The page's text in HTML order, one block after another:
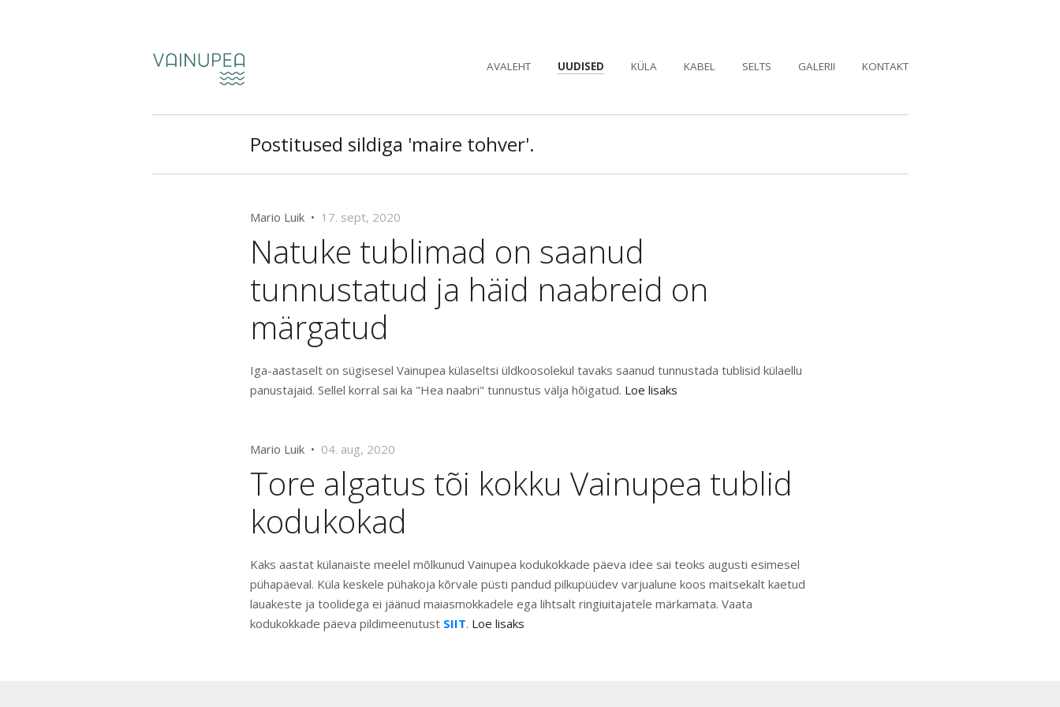
AVALEHT UUDISED KÜLA KABEL SELTS GALERII KONTAKT
Postitused sildiga 'maire tohver'.
Mario Luik • 17. sept, 2020
Natuke tublimad on saanud
tunnustatud ja häid naabreid on
märgatud
Iga-aastaselt on sügisesel Vainupea külaseltsi üldkoosolekul tavaks saanud tunnustada tublisid külaellu
panustajaid. Sellel korral sai ka "Hea naabri" tunnustus välja hõigatud. Loe lisaks
Mario Luik • 04. aug, 2020
Tore algatus tõi kokku Vainupea tublid
kodukokad
Kaks aastat külanaiste meelel mõlkunud Vainupea kodukokkade päeva idee sai teoks augusti esimesel
pühapäeval. Küla keskele pühakoja kõrvale püsti pandud pilkupüüdev varjualune koos maitsekalt kaetud
lauakeste ja toolidega ei jäänud maiasmokkadele ega lihtsalt ringiuitajatele märkamata. Vaata
kodukokkade päeva pildimeenutust SIIT. Loe lisaks